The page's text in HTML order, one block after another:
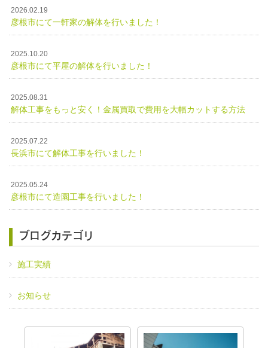
2026.02.19
彦根市にて一軒家の解体を行いました！
2025.10.20
彦根市にて平屋の解体を行いました！
2025.08.31
解体工事をもっと安く！金属買取で費用を大幅カットする方法
2025.07.22
長浜市にて解体工事を行いました！
2025.05.24
彦根市にて造園工事を行いました！
ブログカテゴリ
施工実績
お知らせ